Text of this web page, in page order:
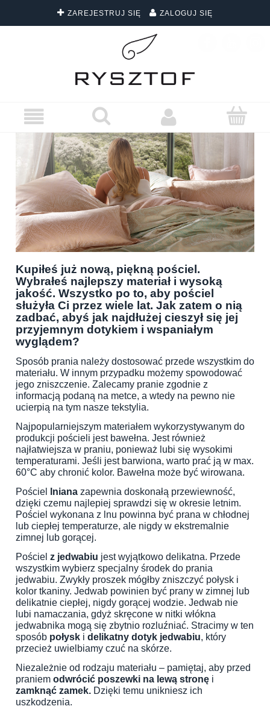
ZAREJESTRUJ SIĘ ZALOGUJ SIĘ
DARMOWA DOSTAWA WSZYSTKICH ZAMÓWIEŃ
Kupiłeś już nową, piękną pościel.
Wybrałeś najlepszy materiał i wysoką
jakość. Wszystko po to, aby pościel
służyła Ci przez wiele lat. Jak zatem o nią
zadbać, abyś jak najdłużej cieszył się jej
przyjemnym dotykiem i wspaniałym
wyglądem?
Sposób prania należy dostosować przede wszystkim do
materiału. W innym przypadku możemy spowodować
jego zniszczenie. Zalecamy pranie zgodnie z
informacją podaną na metce, a wtedy na pewno nie
ucierpią na tym nasze tekstylia.
Najpopularniejszym materiałem wykorzystywanym do
produkcji pościeli jest bawełna. Jest również
najłatwiejsza w praniu, ponieważ lubi się wysokimi
temperaturami. Jeśli jest barwiona, warto prać ją w max.
60°C aby chronić kolor. Bawełna może być wirowana.
Pościel
lniana zapewnia doskonałą przewiewność,
dzięki czemu najlepiej sprawdzi się w okresie letnim.
Pościel wykonana z lnu powinna być prana w chłodnej
lub ciepłej temperaturze, ale nigdy w ekstremalnie
zimnej lub gorącej.
Pościel z jedwabiu jest wyjątkowo delikatna. Przede
wszystkim wybierz specjalny środek do prania
jedwabiu. Zwykły proszek mógłby zniszczyć połysk i
kolor tkaniny. Jedwab powinien być prany w zimnej lub
delikatnie ciepłej, nigdy gorącej wodzie. Jedwab nie
lubi namaczania, gdyż skręcone w nitki włókna
jedwabnika mogą się zbytnio rozluźniać. Stracimy w ten
sposób połysk i delikatny dotyk jedwabiu, który
przecież uwielbiamy czuć na skórze.
Niezależnie od rodzaju materiału – pamiętaj, aby przed
praniem odwrócić poszewki na lewą stronę i
zamknąć zamek. Dzięki temu unikniesz ich
uszkodzenia.